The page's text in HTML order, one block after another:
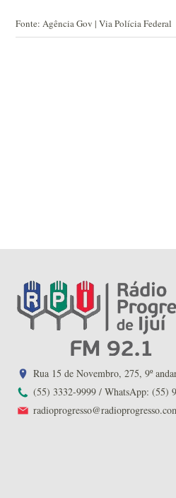
Fonte: Agência Gov | Via Polícia Federal
Rua 15 de Novembro, 275, 9º
(55) 3332-9999 / WhatsApp: (55)